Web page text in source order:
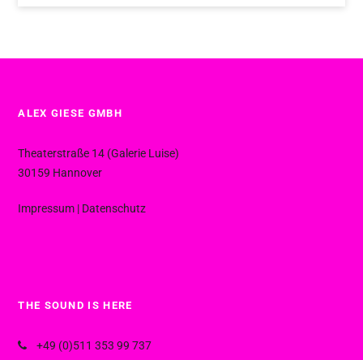
ALEX GIESE GMBH
Theaterstraße 14 (Galerie Luise)
30159 Hannover
Impressum | Datenschutz
THE SOUND IS HERE
+49 (0)511 353 99 737